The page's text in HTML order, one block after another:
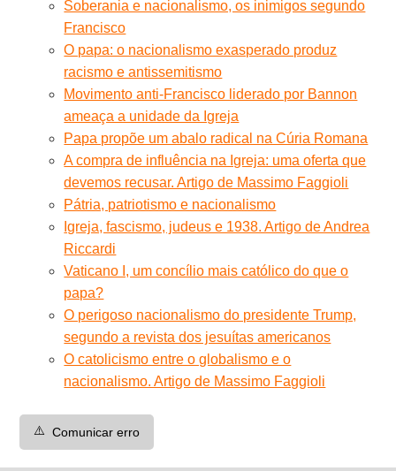
Soberania e nacionalismo, os inimigos segundo
Francisco
O papa: o nacionalismo exasperado produz
racismo e antissemitismo
Movimento anti-Francisco liderado por Bannon
ameaça a unidade da Igreja
Papa propõe um abalo radical na Cúria Romana
A compra de influência na Igreja: uma oferta que
devemos recusar. Artigo de Massimo Faggioli
Pátria, patriotismo e nacionalismo
Igreja, fascismo, judeus e 1938. Artigo de Andrea
Riccardi
Vaticano I, um concílio mais católico do que o
papa?
O perigoso nacionalismo do presidente Trump,
segundo a revista dos jesuítas americanos
O catolicismo entre o globalismo e o
nacionalismo. Artigo de Massimo Faggioli
⚠️ Comunicar erro